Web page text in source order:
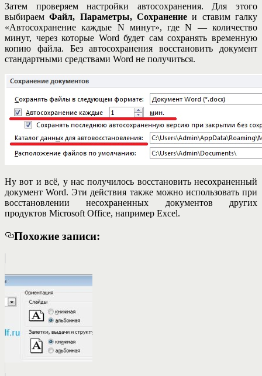
Затем проверяем настройки автосохранения. Для этого
выбираемФайл, Параметры, Сохранение и ставим галку
«Автосохранение каждые N минут», где N — количество
минут, через которые Word будет сам сохранять временную
копию файла. Без автосохранения восстановить документ
стандартными средствами Word не получиться.
Ну вот и всё, у нас получилось восстановить несохраненный
документ Word. Эти действия также можно использовать при
восстановлении несохраненных документов других
продуктов Microsoft Office, например Excel.
Похожие записи: